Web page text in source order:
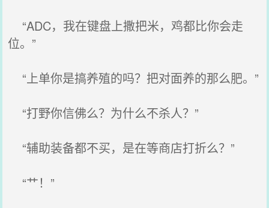
“ADC，我在键盘上撒把米，鸡都比你会走
位。”
“上单你是搞养殖的吗？把对面养的那么肥。”
“打野你信佛么？为什么不杀人？”
“辅助装备都不买，是在等商店打折么？”
“艹！”